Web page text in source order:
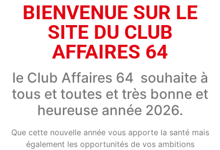
BIENVENUE SUR LE
SITE DU CLUB
AFFAIRES 64
le Club Affaires 64 souhaite à
tous et toutes et très bonne et
heureuse année 2026.
Que cette nouvelle année vous apporte la santé mais
également les opportunités de vos ambitions